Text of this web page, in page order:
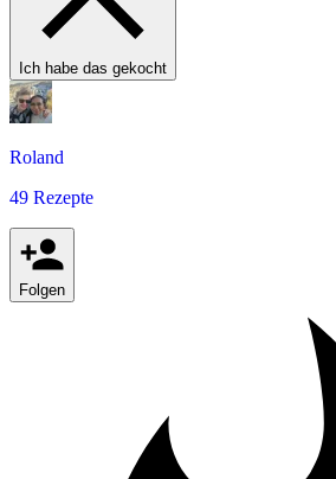
Ich habe das gekocht
Roland
49 Rezepte
Folgen